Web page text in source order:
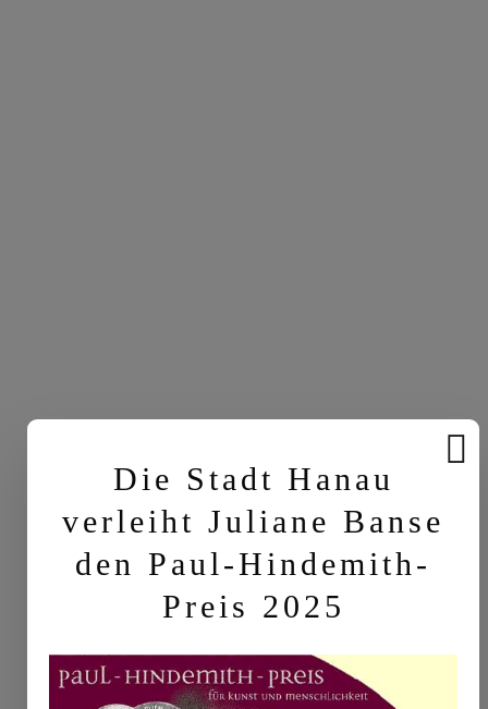
Die Stadt Hanau
verleiht Juliane Banse
den Paul-Hindemith-
Preis 2025